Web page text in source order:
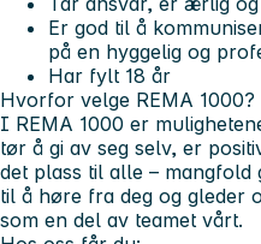
Er god til å
på en hyggelig og
Har fylt 18 år
Hvorfor velge REMA 1000?
I REMA 1000 er
tør å gi av seg selv, er
det plass til alle –
til å høre fra deg og gleder
som en del av teamet vårt.